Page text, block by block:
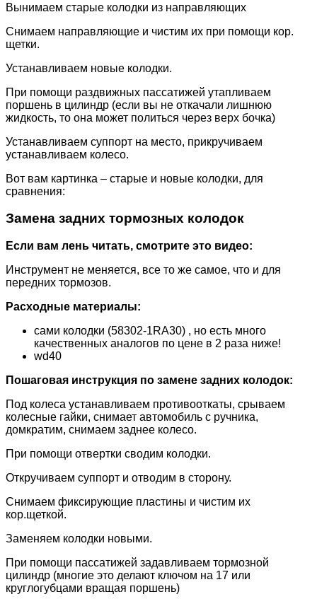
Вынимаем старые колодки из направляющих
Снимаем направляющие и чистим их при помощи кор.
щетки.
Устанавливаем новые колодки.
При помощи раздвижных пассатижей утапливаем
поршень в цилиндр (если вы не откачали лишнюю
жидкость, то она может политься через верх бочка)
Устанавливаем суппорт на место, прикручиваем
устанавливаем колесо.
Вот вам картинка – старые и новые колодки, для
сравнения:
Замена задних тормозных колодок
Если вам лень читать, смотрите это видео:
Инструмент не меняется, все то же самое, что и для
передних тормозов.
Расходные материалы:
сами колодки (58302-1RA30) , но есть много
качественных аналогов по цене в 2 раза ниже!
wd40
Пошаговая инструкция по замене задних колодок:
Под колеса устанавливаем противооткаты, срываем
колесные гайки, снимает автомобиль с ручника,
домкратим, снимаем заднее колесо.
При помощи отвертки сводим колодки.
Откручиваем суппорт и отводим в сторону.
Снимаем фиксирующие пластины и чистим их
кор.щеткой.
Заменяем колодки новыми.
При помощи пассатижей задавливаем тормозной
цилиндр (многие это делают ключом на 17 или
круглогубцами вращая поршень)